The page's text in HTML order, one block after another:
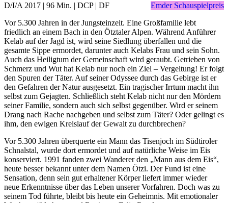
D/I/A 2017 | 96 Min. | DCP | DF
Emder Schauspielpreis
Vor 5.300 Jahren in der Jungsteinzeit. Eine Großfamilie lebt
friedlich an einem Bach in den Ötztaler Alpen. Während Anführer
Kelab auf der Jagd ist, wird seine Siedlung überfallen und die
gesamte Sippe ermordet, darunter auch Kelabs Frau und sein Sohn.
Auch das Heiligtum der Gemeinschaft wird geraubt. Getrieben von
Schmerz und Wut hat Kelab nur noch ein Ziel – Vergeltung! Er folgt
den Spuren der Täter. Auf seiner Odyssee durch das Gebirge ist er
den Gefahren der Natur ausgesetzt. Ein tragischer Irrtum macht ihn
selbst zum Gejagten. Schließlich steht Kelab nicht nur den Mördern
seiner Familie, sondern auch sich selbst gegenüber. Wird er seinem
Drang nach Rache nachgeben und selbst zum Täter? Oder gelingt es
ihm, den ewigen Kreislauf der Gewalt zu durchbrechen?
Vor 5.300 Jahren überquerte ein Mann das Tisenjoch im Südtiroler
Schnalstal, wurde dort ermordet und auf natürliche Weise im Eis
konserviert. 1991 fanden zwei Wanderer den „Mann aus dem Eis“,
heute besser bekannt unter dem Namen Ötzi. Der Fund ist eine
Sensation, denn sein gut erhaltener Körper liefert immer wieder
neue Erkenntnisse über das Leben unserer Vorfahren. Doch was zu
seinem Tod führte, bleibt bis heute ein Geheimnis. Mit emotionaler